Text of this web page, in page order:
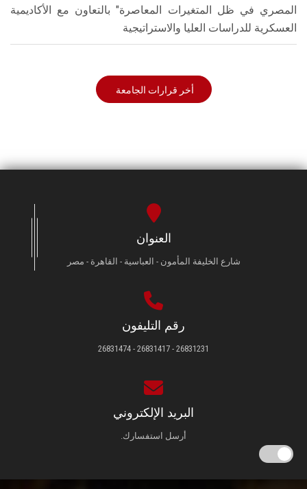
المصري في ظل المتغيرات المعاصرة" بالتعاون مع الأكاديمية
العسكرية للدراسات العليا والاستراتيجية
أخر قرارات الجامعة
العنوان
شارع الخليفة المأمون - العباسية - القاهرة - مصر
رقم التليفون
26831231 - 26831417 - 26831474
البريد الإلكتروني
أرسل استفسارك.